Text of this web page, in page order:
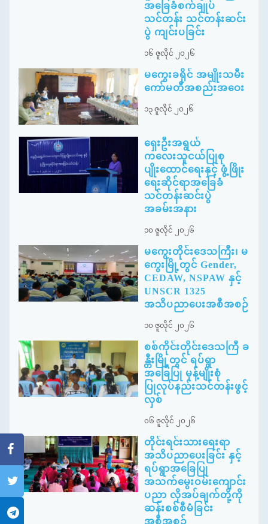
အခြေခံစက်ချုပ်
သင်တန်း သင်တန်းဆင်း
ပွဲ ကျင်းပခြင်း
၁၆ ဇူလိုင် ၂၀၂၆
မကွေးခရိုင် အမျိုးသမီး
ကော်မတီအစည်းအဝေး
၁၃ ဇူလိုင် ၂၀၂၆
ရှေးဦးအရွယ်
ကလေးသူငယ်ပြုစု
ပျိုးထောင်ရေးနှင့် ဖွံ့ဖြိုး
ရေးဆိုင်ရာအခြေခံ
သင်တန်းဆင်းပွဲ
အခမ်းအနား
၁၀ ဇူလိုင် ၂၀၂၆
မကွေးတိုင်းဒေသကြီး၊ မ
ကွေးမြို့တွင် Gender,
CEDAW, NSPAW နှင့်
UNSCR 1325
အသိပညာပေးအစီအစဉ်
၁၀ ဇူလိုင် ၂၀၂၆
စစ်ကိုင်းတိုင်းဒေသကြီ ခ
န္တီးမြို့တွင် ရပ်ရွာ
အခြေပြု မုန့်မျိုးစုံ
ပြုလုပ်နည်းသင်တန်းဖွင့်
လှစ်
၀၆ ဇူလိုင် ၂၀၂၆
တိုင်းရင်းသားရေးရာ
အသိပညာပေးခြင်း နှင့်
ရပ်ရွာအခြေပြု
အသက်မွေးဝမ်းကျောင်း
ပညာ လိုအပ်ချက်တို့ကို
ဆန်းစစ်စီမံခြင်း
အစီအစဉ်